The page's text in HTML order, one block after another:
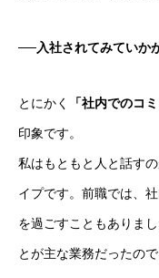
──入社されてみていか
とにかく 「社内でのコ
印象です。
私はもともと人と話す
イプです。前職では、
を過ごすこともありま
とが主な業務だったの